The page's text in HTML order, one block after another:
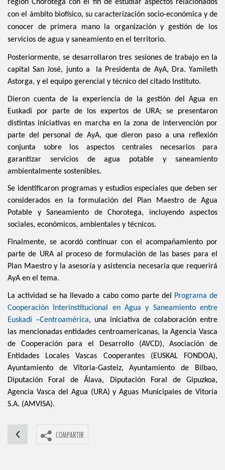
región Chorotega con el finde estudiar aspectos relacionados
con el ámbito biofísico, su caracterización socio-económica y de
conocer de primera mano la organización y gestión de los
servicios de agua y saneamiento en el territorio.
Posteriormente, se desarrollaron tres sesiones de trabajo en la
capital San José, junto a
la Presidenta de AyA, Dra. Yamileth
Astorga, y el equipo gerencial y técnico del citado Instituto.
Dieron cuenta de la experiencia de la gestión del Agua en
Euskadi por parte de los expertos de URA; se presentaron
distintas iniciativas en marcha en la zona de intervención por
parte del personal de AyA, que dieron paso a una reflexión
conjunta sobre los aspectos centrales necesarios para
garantizar servicios de agua potable y saneamiento
ambientalmente sostenibles.
Se identificaron programas y estudios especiales que deben ser
considerados en la formulación del Plan Maestro de Agua
Potable y Saneamiento de Chorotega, incluyendo aspectos
sociales, económicos, ambientales y técnicos.
Finalmente, se acordó continuar con el acompañamiento por
parte de URA al proceso de formulación de las bases para el
Plan Maestro y la asesoría y asistencia necesaria que requerirá
AyA en el tema.
La actividad se ha llevado a cabo como parte del
Programa de
Cooperación Interinstitucional en Agua y Saneamiento entre
Euskadi –Centroamérica, una iniciativa de colaboración entre
las mencionadas entidades centroamericanas, la Agencia Vasca
de Cooperación para el Desarrollo (AVCD), Asociación de
Entidades Locales Vascas Cooperantes (EUSKAL FONDOA),
Ayuntamiento de Vitoria-Gasteiz, Ayuntamiento de Bilbao,
Diputación Foral de Álava, Diputación Foral de Gipuzkoa,
Agencia Vasca del Agua (URA) y Aguas Municipales de Vitoria
S.A. (AMVISA).
COMPARTIR